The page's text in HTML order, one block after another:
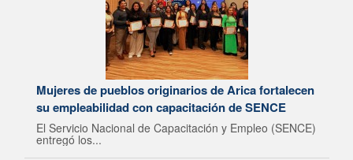
Mujeres de pueblos originarios de Arica fortalecen
su empleabilidad con capacitación de SENCE
El Servicio Nacional de Capacitación y Empleo (SENCE)
entregó los...